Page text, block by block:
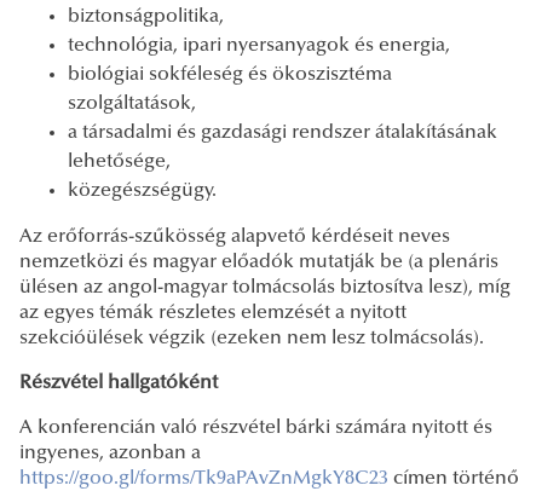
biztonságpolitika,
technológia, ipari nyersanyagok és energia,
biológiai sokféleség és ökoszisztéma
szolgáltatások,
a társadalmi és gazdasági rendszer átalakításának
lehetősége,
közegészségügy.
Az erőforrás-szűkösség alapvető kérdéseit neves
nemzetközi és magyar előadók mutatják be (a plenáris
ülésen az angol-magyar tolmácsolás biztosítva lesz), míg
az egyes témák részletes elemzését a nyitott
szekcióülések végzik (ezeken nem lesz tolmácsolás).
Részvétel hallgatóként
A konferencián való részvétel bárki számára nyitott és
ingyenes, azonban a
https://goo.gl/forms/Tk9aPAvZnMgkY8C23 címen történő